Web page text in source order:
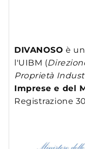
DIVANOSO è
l'UIBM (
Proprietà
Imprese e del
Registrazione